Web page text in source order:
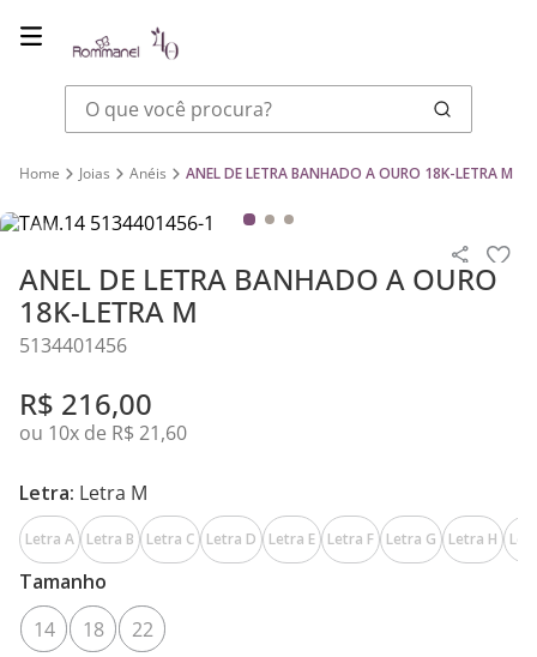
O que você procura?
Joias Anéis ANEL DE LETRA BANHADO A OURO 18K-LETRA M
ANEL DE LETRA BANHADO A OURO
18K-LETRA M
5134401456
R$ 216,00
ou 10x de R$ 21,60
Letra: Letra M
Letra A Letra B Letra C Letra D Letra E Letra F Letra G Letra H
Tamanho
14
18 22